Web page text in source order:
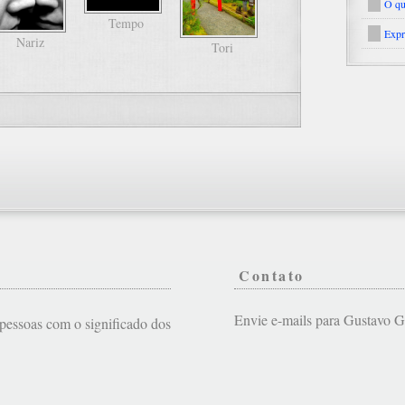
Nariz
Tempo
Tori
O
com o significado dos
Contato
Envie e-mails para Gustavo